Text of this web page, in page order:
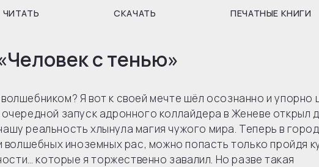
с тенью»
Я вот к своей мечте шёл осознанно и упорно
очередной запуск адронного коллайдера в Женеве открыл
реальность хлынула магия чужого мира. Теперь в
иноземных рас, можно попасть только пройдя
которые я торжественно завалил. Но разве такая
ЧИТАТЬ СКАЧАТЬ ПЕЧАТНЫЕ КНИГИ